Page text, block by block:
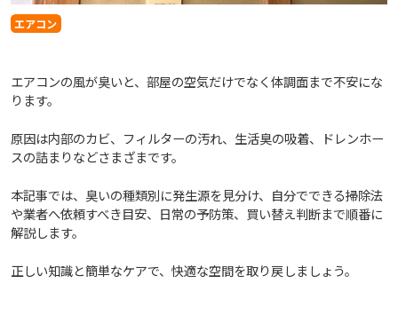
エアコン
エアコンの風が臭いと、部屋の空気だけでなく体調面まで不安にな
ります。
原因は内部のカビ、フィルターの汚れ、生活臭の吸着、ドレンホー
スの詰まりなどさまざまです。
本記事では、臭いの種類別に発生源を見分け、自分でできる掃除法
や業者へ依頼すべき目安、日常の予防策、買い替え判断まで順番に
解説します。
正しい知識と簡単なケアで、快適な空間を取り戻しましょう。